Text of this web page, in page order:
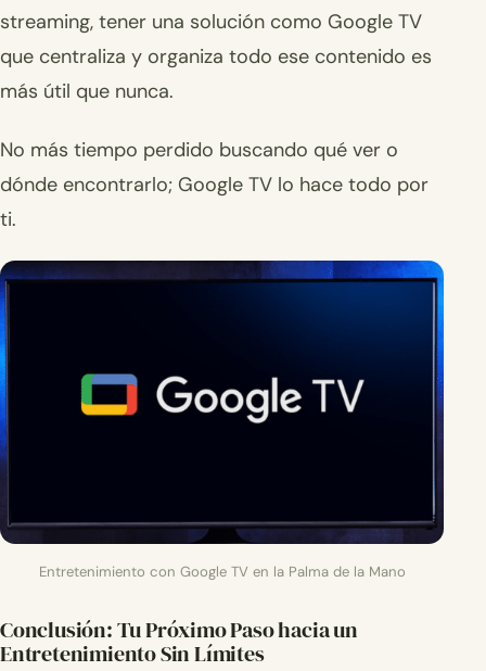
streaming, tener una solución como Google TV
que centraliza y organiza todo ese contenido es
más útil que nunca.
No más tiempo perdido buscando qué ver o
dónde encontrarlo; Google TV lo hace todo por
ti.
Entretenimiento con Google TV en la Palma de la Mano
Conclusión: Tu Próximo Paso hacia un
Entretenimiento Sin Límites